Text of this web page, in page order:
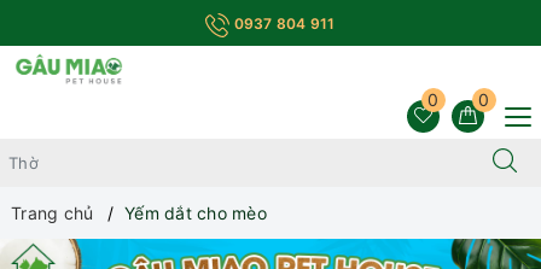
0937 804 911
0
0
Trang chủ Yếm dắt cho mèo